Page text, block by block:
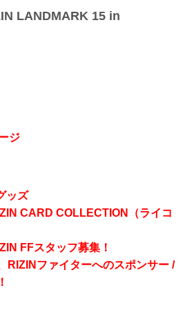
LANDMARK 15 in
ジ
ッズ
CARD COLLECTION（ライコ
FFスタッフ募集！
ファイターへのスポンサー /